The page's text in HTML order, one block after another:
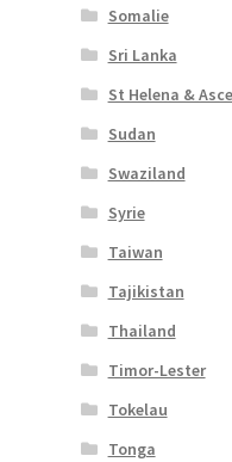
Somalie
Sri Lanka
St Helena &
Sudan
Swaziland
Syrie
Taiwan
Tajikistan
Thailand
Timor-Lester
Tokelau
Tonga